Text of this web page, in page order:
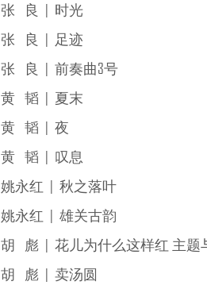
张 良 | 时光
张 良 | 足迹
张 良 | 前奏曲3号
黄 韬 | 夏末
黄 韬 | 夜
黄 韬 | 叹息
姚永红 | 秋之落叶
姚永红 | 雄关古韵
胡 彪 | 花儿为什么这样红 主题
胡 彪 | 卖汤圆